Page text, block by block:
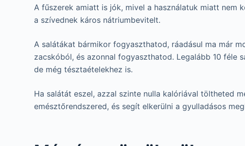
A fűszerek amiatt is jók, mivel a használatuk miatt nem
a szívednek káros nátriumbevitelt.
A salátákat bármikor fogyaszthatod, ráadásul ma már
zacskóból, és azonnal fogyaszthatod. Legalább 10 féle
de még tésztaételekhez is.
Ha salátát eszel, azzal szinte nulla kalóriával töltheted
emésztőrendszered, és segít elkerülni a gyulladásos